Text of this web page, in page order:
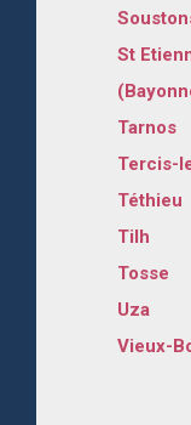
St
Tarnos
Tercis-
Téthieu
Tilh
Tosse
Uza
Vieux-